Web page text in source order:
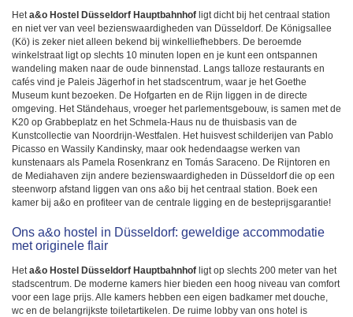
Het a&o Hostel Düsseldorf Hauptbahnhof ligt dicht bij het centraal station
en niet ver van veel bezienswaardigheden van Düsseldorf. De Königsallee
(Kö) is zeker niet alleen bekend bij winkelliefhebbers. De beroemde
winkelstraat ligt op slechts 10 minuten lopen en je kunt een ontspannen
wandeling maken naar de oude binnenstad. Langs talloze restaurants en
cafés vind je Paleis Jägerhof in het stadscentrum, waar je het Goethe
Museum kunt bezoeken. De Hofgarten en de Rijn liggen in de directe
omgeving. Het Ständehaus, vroeger het parlementsgebouw, is samen met de
K20 op Grabbeplatz en het Schmela-Haus nu de thuisbasis van de
Kunstcollectie van Noordrijn-Westfalen. Het huisvest schilderijen van Pablo
Picasso en Wassily Kandinsky, maar ook hedendaagse werken van
kunstenaars als Pamela Rosenkranz en Tomás Saraceno. De Rijntoren en
de Mediahaven zijn andere bezienswaardigheden in Düsseldorf die op een
steenworp afstand liggen van ons a&o bij het centraal station. Boek een
kamer bij a&o en profiteer van de centrale ligging en de besteprijsgarantie!
Ons a&o hostel in Düsseldorf: geweldige accommodatie
met originele flair
Het a&o Hostel Düsseldorf Hauptbahnhof ligt op slechts 200 meter van het
stadscentrum. De moderne kamers hier bieden een hoog niveau van comfort
voor een lage prijs. Alle kamers hebben een eigen badkamer met douche,
wc en de belangrijkste toiletartikelen. De ruime lobby van ons hotel is